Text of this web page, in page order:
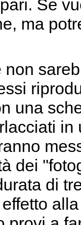
Se
ma
una
dei
di